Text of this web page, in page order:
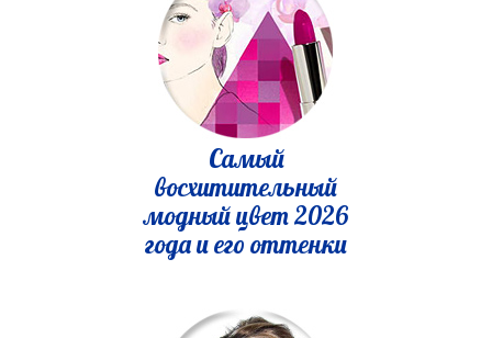
Самый
восхитительный
модный цвет 2026
года и его оттенки